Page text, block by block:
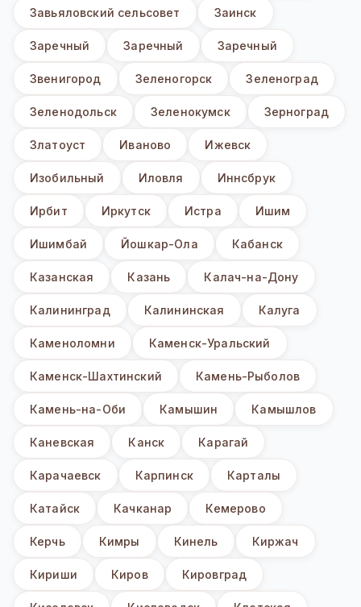
Завьяловский сельсовет Заинск
Заречный Заречный Заречный
Звенигород Зеленогорск Зеленоград
Зеленодольск Зеленокумск Зерноград
Златоуст Иваново Ижевск
Изобильный Иловля Иннсбрук
Ирбит Иркутск Истра Ишим
Ишимбай Йошкар-Ола Кабанск
Казанская Казань Калач-на-Дону
Калининград Калининская Калуга
Каменоломни Каменск-Уральский
Каменск-Шахтинский Камень-Рыболов
Камень-на-Оби Камышин Камышлов
Каневская Канск Карагай
Карачаевск Карпинск Карталы
Катайск Качканар Кемерово
Керчь Кимры Кинель Киржач
Кириши Киров Кировград